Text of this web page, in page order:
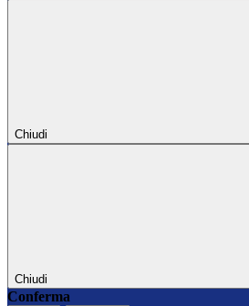
Chiudi
Chiudi
Conferma